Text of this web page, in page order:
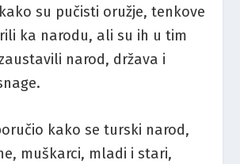
su pučisti oružje, tenkove
ka narodu, ali su ih u tim
narod, država i
kako se turski narod,
muškarci, mladi i stari,